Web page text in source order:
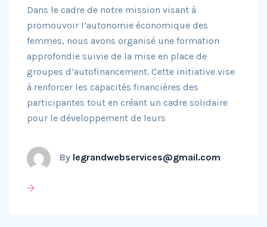
Dans le cadre de notre mission visant à
promouvoir l’autonomie économique des
femmes, nous avons organisé une formation
approfondie suivie de la mise en place de
groupes d’autofinancement. Cette initiative vise
à renforcer les capacités financières des
participantes tout en créant un cadre solidaire
pour le développement de leurs
By legrandwebservices@gmail.com